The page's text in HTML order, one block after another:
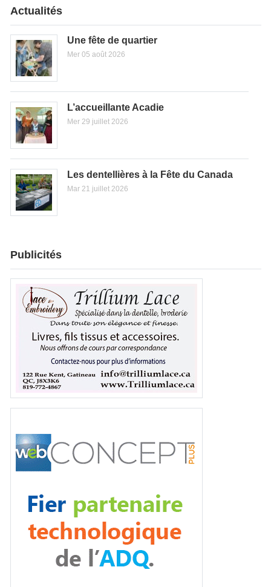
Actualités
Une fête de quartier
Mer 05 août 2026
L’accueillante Acadie
Mer 29 juillet 2026
Les dentellières à la Fête du Canada
Mar 21 juillet 2026
Publicités